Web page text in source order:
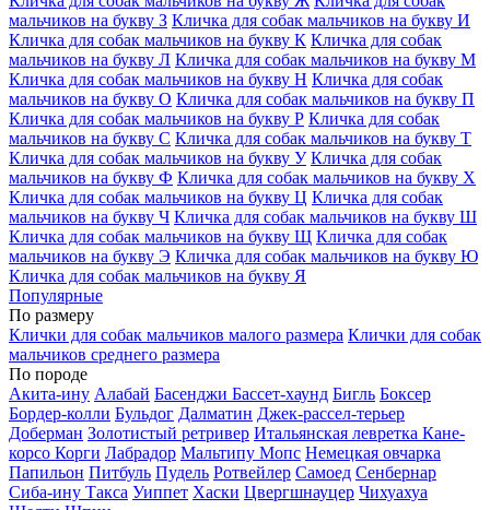
мальчиков на букву З Кличка для собак мальчиков на букву И
Кличка для собак мальчиков на букву К Кличка для собак
мальчиков на букву Л Кличка для собак мальчиков на букву М
Кличка для собак мальчиков на букву Н Кличка для собак
мальчиков на букву О Кличка для собак мальчиков на букву П
Кличка для собак мальчиков на букву Р Кличка для собак
мальчиков на букву С Кличка для собак мальчиков на букву Т
Кличка для собак мальчиков на букву У Кличка для собак
мальчиков на букву Ф Кличка для собак мальчиков на букву Х
Кличка для собак мальчиков на букву Ц Кличка для собак
мальчиков на букву Ч Кличка для собак мальчиков на букву Ш
Кличка для собак мальчиков на букву Щ Кличка для собак
мальчиков на букву Э Кличка для собак мальчиков на букву Ю
Кличка для собак мальчиков на букву Я
Популярные
По размеру
Клички для собак мальчиков малого размера Клички для собак
мальчиков среднего размера
По породе
Акита-ину Алабай Басенджи Бассет-хаунд Бигль Боксер
Бордер-колли Бульдог Далматин Джек-рассел-терьер
Доберман Золотистый ретривер Итальянская левретка Кане-
корсо Корги Лабрадор Мальтипу Мопс Немецкая овчарка
Папильон Питбуль Пудель Ротвейлер Самоед Сенбернар
Сиба-ину Такса Уиппет Хаски Цвергшнауцер Чихуахуа